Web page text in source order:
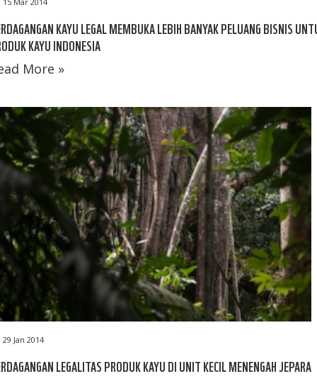
KAYU LEGAL MEMBUKA LEBIH BANYAK PELUANG BISNIS
KAYU INDONESIA
More »
29 Jan 2014
LEGALITAS PRODUK KAYU DI UNIT KECIL MENENGAH JEPARA